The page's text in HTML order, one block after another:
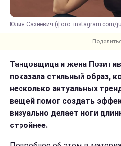
Юлия Сахневич (фото: instagram.com/
Танцовщица и жена
показала стильный образ,
несколько актуальных
вещей помог создать
визуально делает ноги
стройнее.